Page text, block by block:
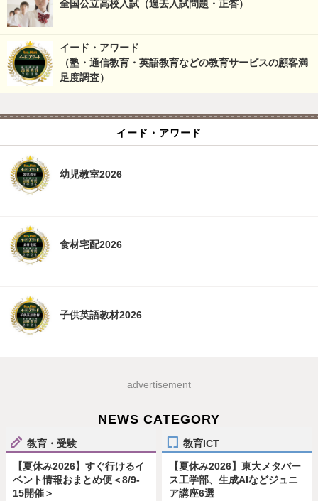
全国公立高校入試（過去入試問題・正答）
イード・アワード
（塾・通信教育・英語教育などの教育サービスの顧客満
足度調査）
イード・アワード
幼児教室2026
食材宅配2026
子供英語教材2026
advertisement
NEWS CATEGORY
教育・受験
【夏休み2026】すぐ行けるイ
ベント情報おまとめ便＜8/9-
15開催＞
教育ICT
【夏休み2026】東大メタバー
ス工学部、生成AIなどジュニ
ア講座6選